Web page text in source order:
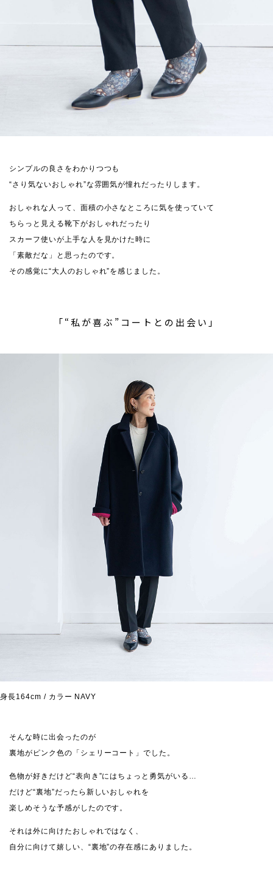
シンプルの良さをわかりつつも
“さり気ないおしゃれ”な雰囲気が憧れだったりします。
おしゃれな人って、面積の小さなところに気を使っていて
ちらっと見える靴下がおしゃれだったり
スカーフ使いが上手な人を見かけた時に
「素敵だな」と思ったのです。
その感覚に“大人のおしゃれ”を感じました。
「“私が喜ぶ”コートとの出会い」
身長164cm / カラー NAVY
そんな時に出会ったのが
裏地がピンク色の「シェリーコート」でした。
色物が好きだけど“表向き”にはちょっと勇気がいる…
だけど“裏地”だったら新しいおしゃれを
楽しめそうな予感がしたのです。
それは外に向けたおしゃれではなく、
自分に向けて嬉しい、“裏地”の存在感にありました。